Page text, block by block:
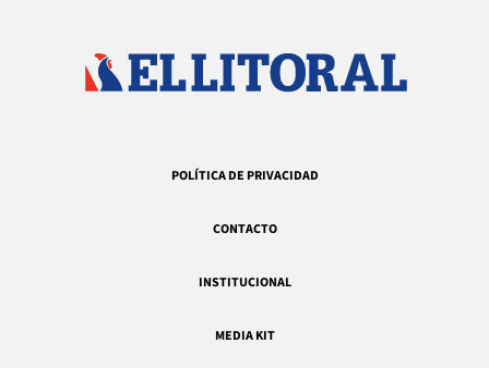
POLÍTICA DE PRIVACIDAD
CONTACTO
INSTITUCIONAL
MEDIA KIT